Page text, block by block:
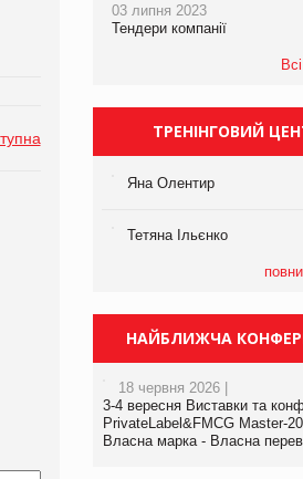
03 липня 2023
Тендери компанії
ТРЕНІНГОВИЙ
Яна Олентир
Тетяна Ільєнко
НАЙБЛИЖЧА
18 червня 2026 |
3-4 вересня Виставки та
PrivateLabel&FMCG Master-
Власна марка - Власна